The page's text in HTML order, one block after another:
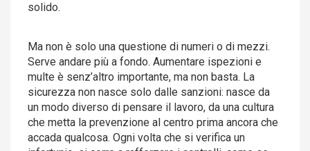
solido.
Ma non è solo una questione di numeri o di mezzi.
Serve andare più a fondo. Aumentare ispezioni e
multe è senz’altro importante, ma non basta. La
sicurezza non nasce solo dalle sanzioni: nasce da
un modo diverso di pensare il lavoro, da una cultura
che metta la prevenzione al centro prima ancora che
accada qualcosa. Ogni volta che si verifica un